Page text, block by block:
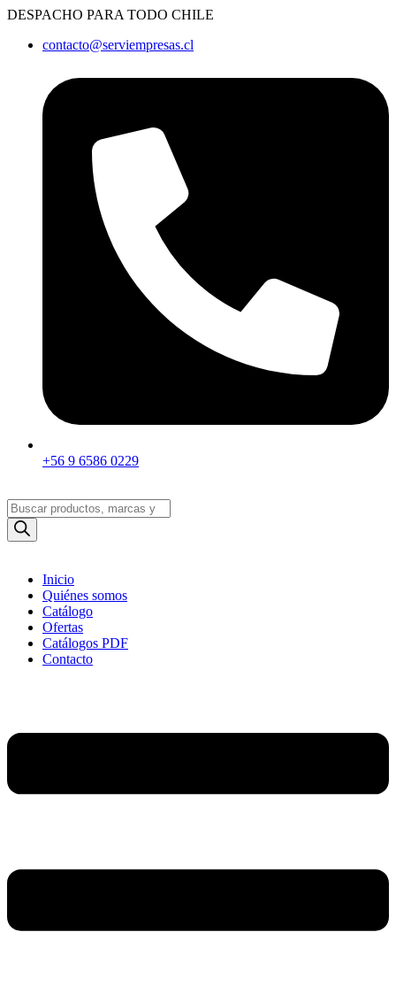
Ir
contenido
DESPACHO PARA TODO CHILE
contacto@serviempresas.cl
+56 9 6586 0229
Búsqueda
de
productos
Inicio
Quiénes somos
Catálogo
Ofertas
Catálogos PDF
Contacto